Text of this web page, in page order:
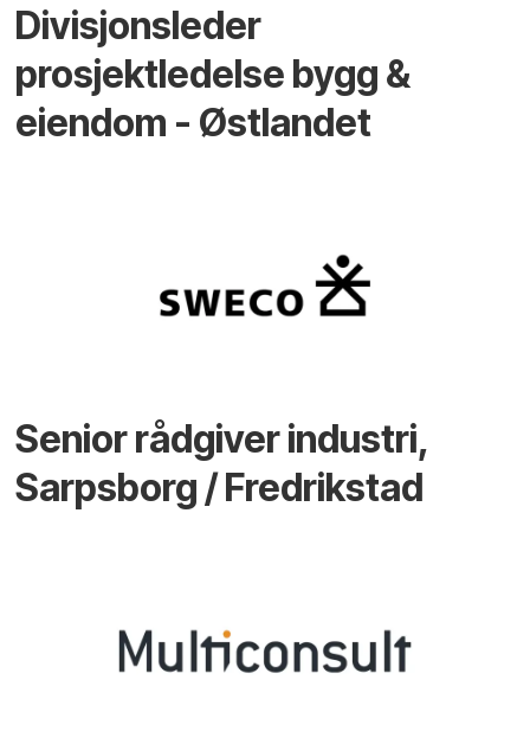
Divisjonsleder
prosjektledelse bygg &
eiendom - Østlandet
Senior rådgiver industri,
Sarpsborg / Fredrikstad